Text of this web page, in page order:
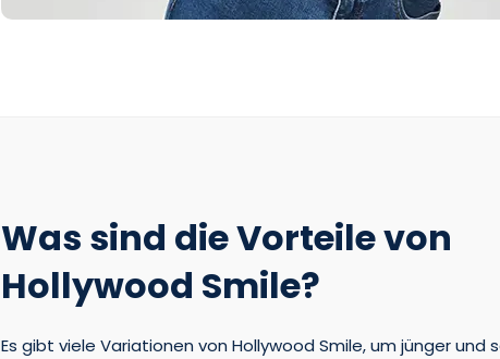
Was sind die Vorteile von
Hollywood Smile?
Es gibt viele Variationen von Hollywood Smile, um jünger und